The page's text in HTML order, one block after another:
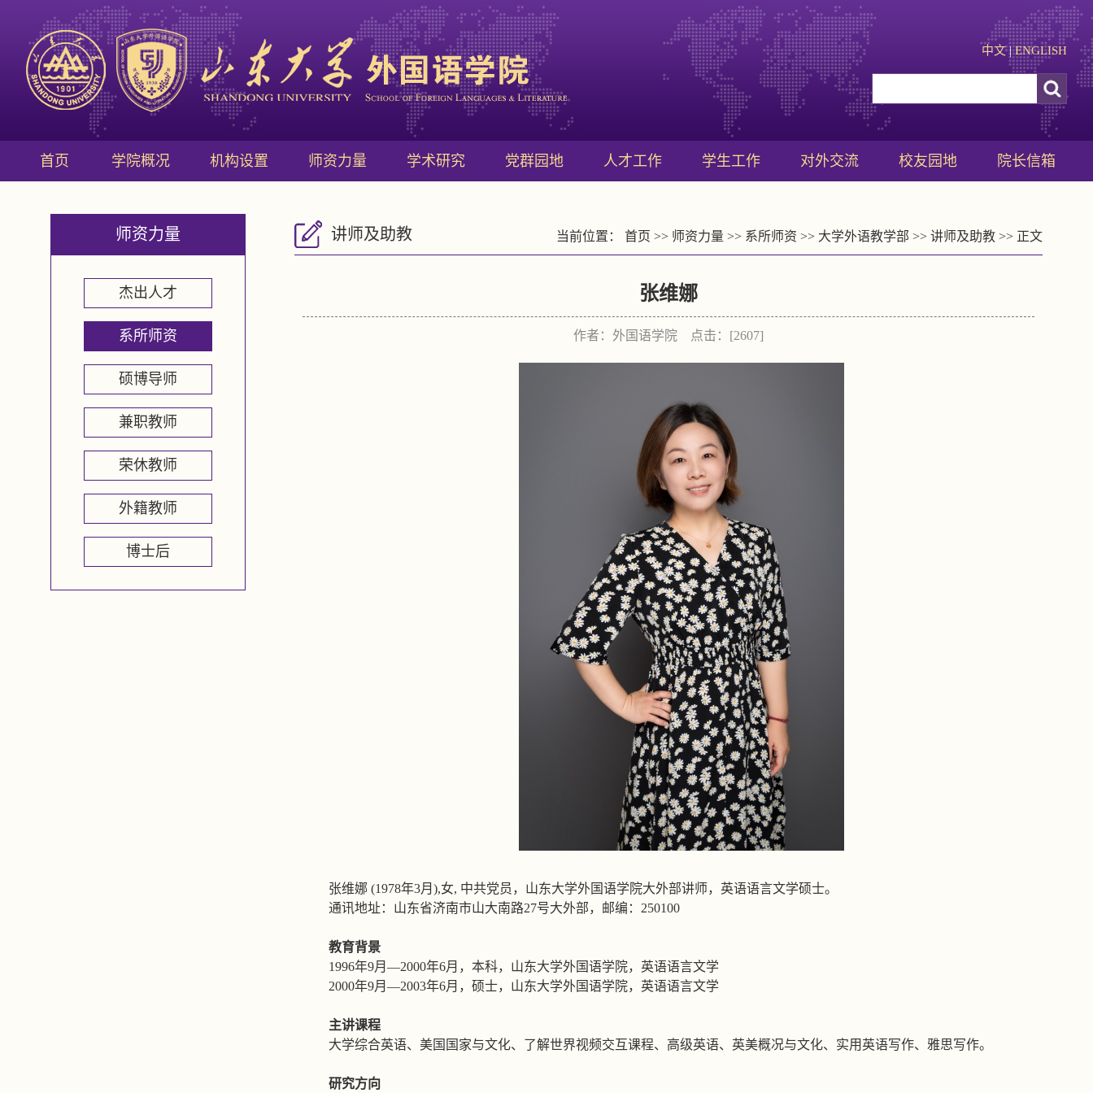
中文|ENGLISH
首页 学院概况 机构设置 师资力量 学术研究 党群园地 人才工作 学生工作 对外交流 校友园地 院长信箱
师资力量
杰出人才
系所师资
硕博导师
兼职教师
荣休教师
外籍教师
博士后
讲师及助教 当前位置： 首页 >> 师资力量 >> 系所师资 >> 大学外语教学部 >> 讲师及助教 >> 正文
张维娜
作者：外国语学院 点击：[2607]
张维娜 (1978年3月 ),女, 中共党员，山东大学外国语学院大外部讲师，英语语言文学硕士。
通讯地址：山东省济南市山大南路27号大外部，邮编： 250100
教育背景
1996年9月 —2000年6月，本科，山东大学外国语学院，英语语言文学
2000年9月 —2003年6月，硕士，山东大学外国语学院，英语语言文学
主讲课程
大学综合英语、美国国家与文化、了解世界视频交互课程、高级英语、英美概况与文化、实用英语写作、雅思写作。
研究方向